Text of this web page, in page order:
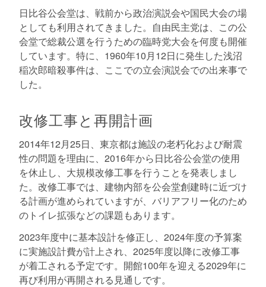
日比谷公会堂は、戦前から政治演説会や国民大会の場
としても利用されてきました。自由民主党は、この公
会堂で総裁公選を行うための臨時党大会を何度も開催
しています。特に、1960年10月12日に発生した浅沼
稲次郎暗殺事件は、ここでの立会演説会での出来事で
した。
改修工事と再開計画
2014年12月25日、東京都は施設の老朽化および耐震
性の問題を理由に、2016年から日比谷公会堂の使用
を休止し、大規模改修工事を行うことを発表しまし
た。改修工事では、建物内部を公会堂創建時に近づけ
る計画が進められていますが、バリアフリー化のため
のトイレ拡張などの課題もあります。
2023年度中に基本設計を修正し、2024年度の予算案
に実施設計費が計上され、2025年度以降に改修工事
が着工される予定です。開館100年を迎える2029年に
再び利用が再開される見通しです。